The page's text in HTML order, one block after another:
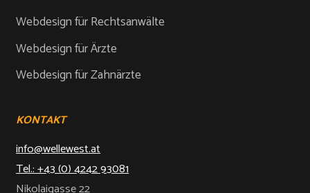
Webdesign für Rechtsanwälte
Webdesign für Ärzte
Webdesign für Zahnärzte
KONTAKT
info@wellewest.at
Tel.: +43 (0) 4242 93081
Nikolaigasse 22